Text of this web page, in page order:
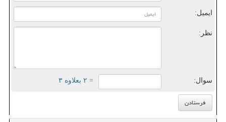
ایمیل:
نظر:
سوال: = ۲ بعلاوه ۳